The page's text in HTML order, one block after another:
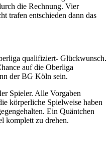
die Rechnung. Vier
trafen entschieden dann das
qualifiziert- Glückwunsch.
auf die Oberliga
der BG Köln sein.
Spieler. Alle Vorgaben
körperliche Spielweise haben
Ein Quäntchen
komplett zu drehen.